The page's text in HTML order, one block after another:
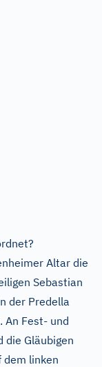
Altar die
Sebastian
der Predella
An Fest- und
die Gläubigen
dem linken